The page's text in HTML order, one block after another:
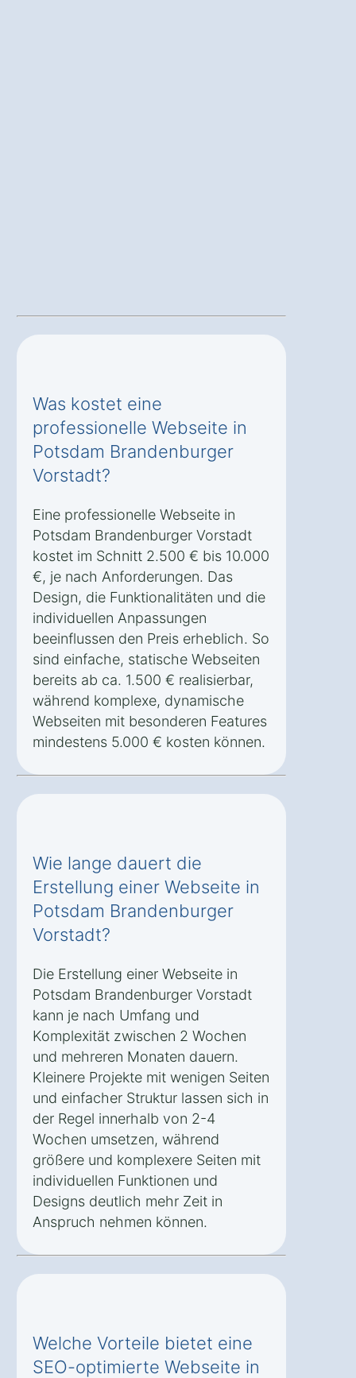
Was kostet eine
professionelle Webseite in
Potsdam Brandenburger
Vorstadt?
Eine professionelle Webseite in
Potsdam Brandenburger Vorstadt
kostet im Schnitt 2.500 € bis 10.000
€, je nach Anforderungen. Das
Design, die Funktionalitäten und die
individuellen Anpassungen
beeinflussen den Preis erheblich. So
sind einfache, statische Webseiten
bereits ab ca. 1.500 € realisierbar,
während komplexe, dynamische
Webseiten mit besonderen Features
mindestens 5.000 € kosten können.
Wie lange dauert die
Erstellung einer Webseite in
Potsdam Brandenburger
Vorstadt?
Die Erstellung einer Webseite in
Potsdam Brandenburger Vorstadt
kann je nach Umfang und
Komplexität zwischen 2 Wochen
und mehreren Monaten dauern.
Kleinere Projekte mit wenigen Seiten
und einfacher Struktur lassen sich in
der Regel innerhalb von 2-4
Wochen umsetzen, während
größere und komplexere Seiten mit
individuellen Funktionen und
Designs deutlich mehr Zeit in
Anspruch nehmen können.
Welche Vorteile bietet eine
SEO-optimierte Webseite in